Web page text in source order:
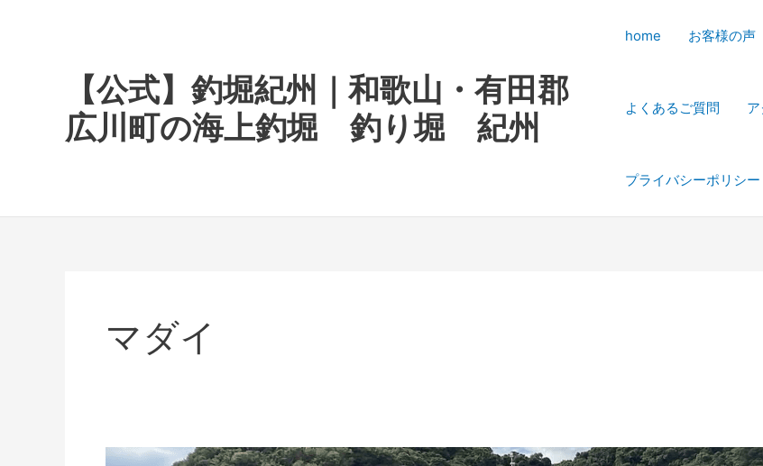
【公式】釣堀紀州｜和歌山・有田郡
広川町の海上釣堀 釣り堀 紀州
home お客様の声
よくあるご質問
プライバシーポリシー
マダイ
10